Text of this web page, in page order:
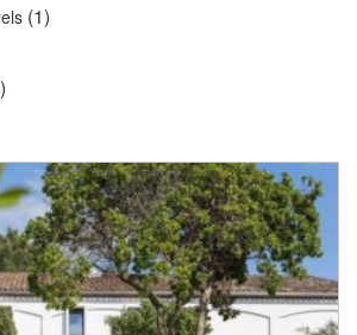
(1)